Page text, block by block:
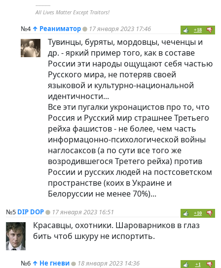
----------
All Lives Matter Except Traitors!
№4 ↑ Реаниматор 17 января 2023 17:46 +18
Тувинцы, буряты, мордовцы, чеченцы и
др. - яркий пример того, как в составе
России эти народы ощущают себя частью
Русского мира, не потеряв своей
языковой и культурно-национальной
идентичности...
Все эти пугалки укронацистов про то, что
Россия и Русский мир страшнее Третьего
рейха фашистов - не более, чем часть
информацонно-психологической войны
наглосаксов (а по сути все того же
возродившегося Третего рейха) против
России и русских людей на постсоветском
пространстве (коих в Украине и
Белоруссии не менее 70%)...
№5 DIP DOP 17 января 2023 16:51 +10
Красавцы, охотники. Шароварников в глаз
бить чтоб шкуру не испортить.
№6 ↑ Не гневи 18 января 2023 14:36 +1